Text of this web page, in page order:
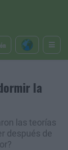
la
las teorías
después de